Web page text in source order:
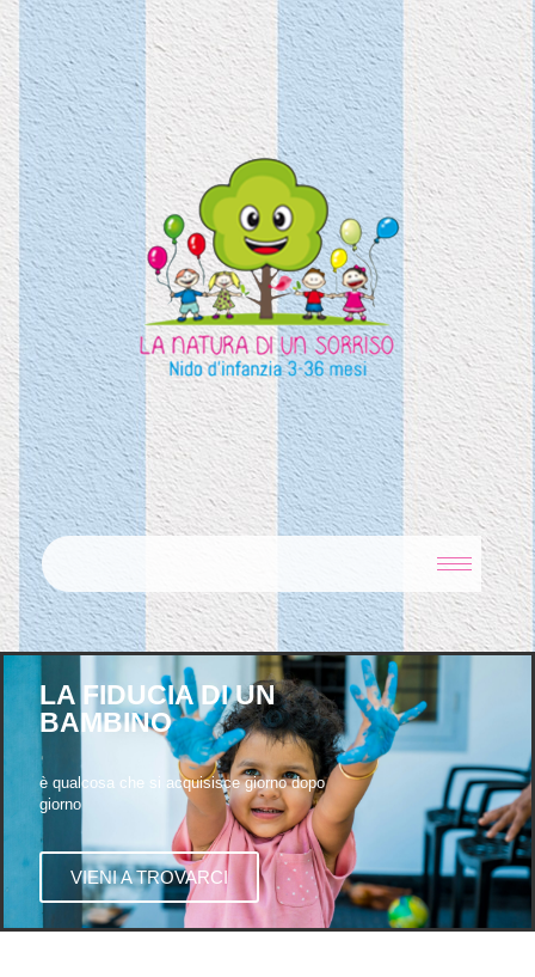
LA FIDUCIA DI UN
BAMBINO
è qualcosa che si acquisisce giorno dopo
giorno
VIENI A TROVARCI